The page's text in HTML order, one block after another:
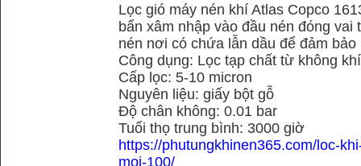
Lọc gió máy nén khí Atlas Copco
bẩn xâm nhập vào đầu nén đóng
nén nơi có chứa lẫn dầu để đảm
Công dụng: Lọc tạp chất từ không
Cấp lọc: 5-10 micron
Nguyên liệu: giấy bột gỗ
Độ chân không: 0.01 bar
Tuổi thọ trung bình: 3000 giờ
https://phutungkhinen365.com/loc-
moi-100/